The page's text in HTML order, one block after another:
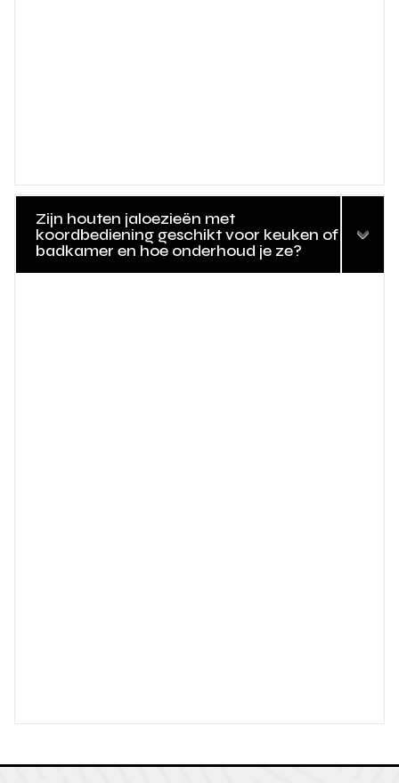
Zijn houten jaloezieën met
koordbediening geschikt voor keuken of
badkamer en hoe onderhoud je ze?